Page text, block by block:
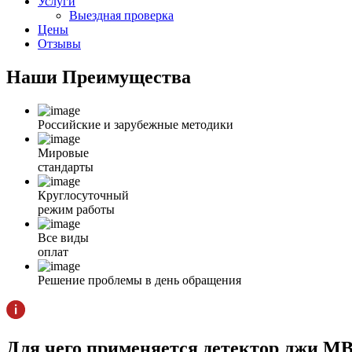
Выездная проверка
Цены
Отзывы
Наши Преимущества
Российские и зарубежные методики
Мировые
стандарты
Круглосуточный
режим работы
Все виды
оплат
Решение проблемы в день обращения